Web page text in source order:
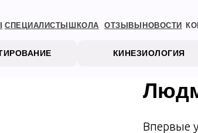
СПЕЦИАЛИСТЫ ШКОЛА ОТЗЫВЫ НОВОСТИ
КИНЕЗИОЛОГИЯ
Впервые